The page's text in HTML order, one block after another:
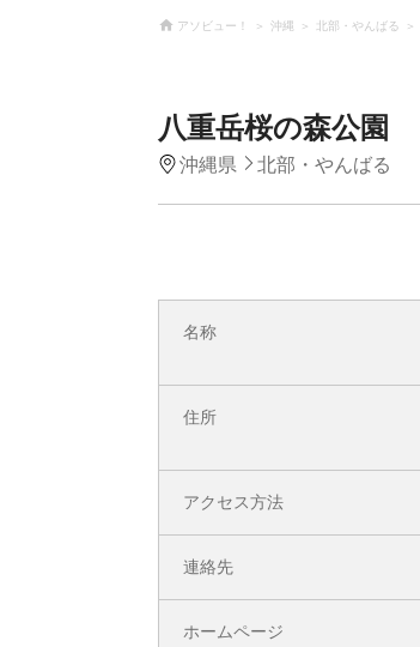
アソビュー！ 沖縄 北部・やんばる
八重岳桜の森公園
沖縄県 北部・やんばる
名称
住所
アクセス方法
連絡先
ホームページ